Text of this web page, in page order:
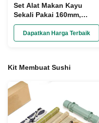
Set Alat Makan Kayu
Sekali Pakai 160mm,
Peralatan Bambu Organik
yang Dibungkus Sendok
Garpu Pisau
Dapatkan Harga Terbaik
Kit Membuat Sushi